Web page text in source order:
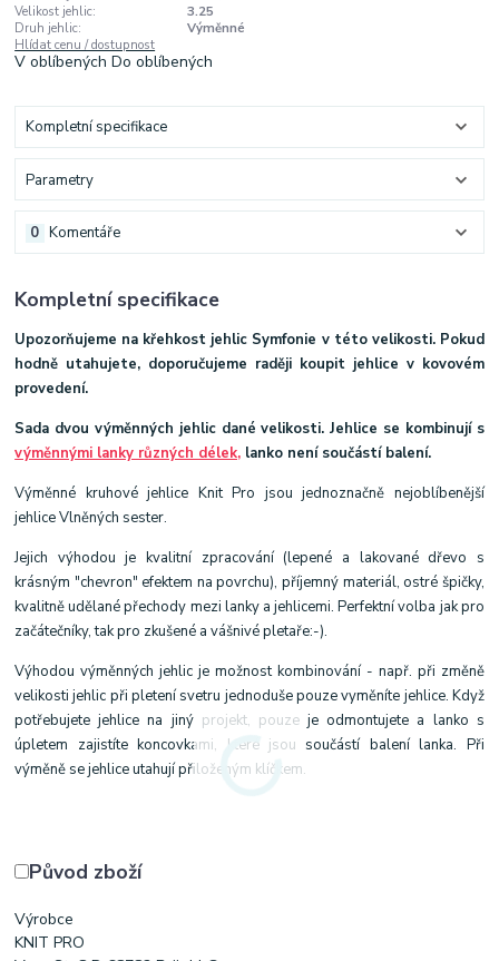
Velikost jehlic:
3.25
Druh jehlic:
Výměnné
Hlídat cenu / dostupnost
V oblíbenýchDo oblíbených
Kompletní specifikace
Parametry
Komentáře
0
Kompletní specifikace
Upozorňujeme na křehkost jehlic Symfonie v této velikosti. Pokud
hodně utahujete, doporučujeme raději koupit jehlice v kovovém
provedení.
Sada dvou výměnných jehlic dané velikosti.Jehlice se kombinují s
výměnnými lanky různých délek, lanko není součástí balení.
Výměnné kruhové jehlice Knit Pro jsou jednoznačně nejoblíbenější
jehlice Vlněných sester.
Jejich výhodou je kvalitní zpracování (lepené a lakované dřevo s
krásným "chevron" efektem na povrchu), příjemný materiál, ostré špičky,
kvalitně udělané přechody mezi lanky a jehlicemi. Perfektní volba jak pro
začátečníky, tak pro zkušené a vášnivé pletaře:-).
Výhodou výměnných jehlic je možnost kombinování - např. při změně
velikosti jehlic při pletení svetru jednoduše pouze vyměníte jehlice. Když
potřebujete jehlice na jiný projekt, pouze je odmontujete a lanko s
úpletem zajistíte koncovkami, které jsou součástí balení lanka. Při
výměně se jehlice utahují přiloženým klíčkem.
Původ zboží
Výrobce
KNIT PRO